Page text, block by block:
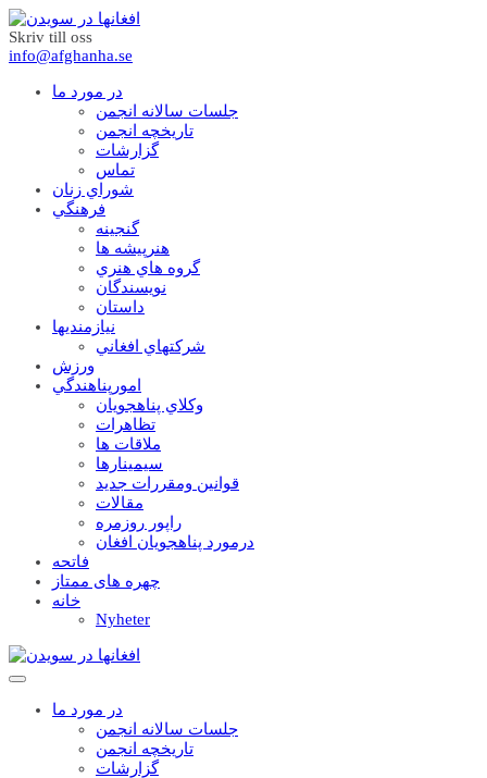
Skriv till oss
info@afghanha.se
در مورد ما
جلسات سالانه انجمن
تاریخچه انجمن
گزارشات
تماس
شوراي زنان
فرهنگي
گنجينه
هنرپيشه ها
گروه هاي هنري
نويسندگان
داستان
نيازمنديها
شرکتهاي افغاني
ورزش
امورپناهندگي
وکلاي پناهجويان
تظاهرات
ملاقات ها
سيمينارها
قوانين ومقررات جديد
مقالات
راپور روزمره
درمورد پناهجويان افغان
فاتحه
چهره های ممتاز
خانه
Nyheter
در مورد ما
جلسات سالانه انجمن
تاریخچه انجمن
گزارشات